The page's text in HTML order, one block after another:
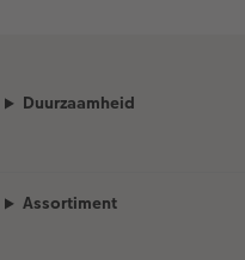
Duurzaamheid
Assortiment